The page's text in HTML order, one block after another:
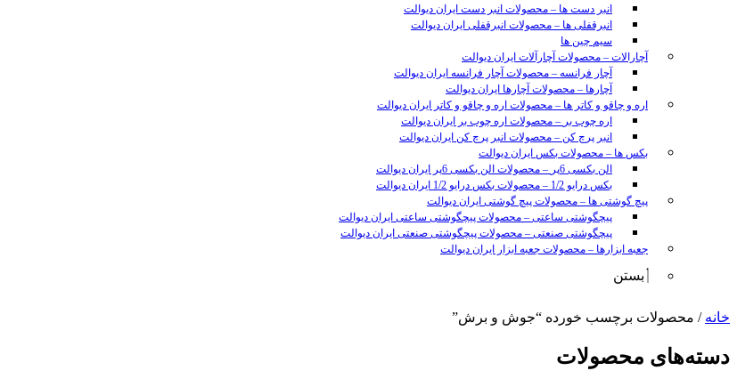
انبر دست ها – محصولات انبر دست ایران دیوالت
انبرقفلی ها – محصولات انبرقفلی ایران دیوالت
سیم چین ها
آچارالات – محصولات آچارآلات ایران دیوالت
آچار فرانسه – محصولات آچار فرانسه ایران دیوالت
آچارها – محصولات آچارها ایران دیوالت
اره و چاقو و کاتر ها – محصولات اره و چاقو و کاتر ایران دیوالت
اره چوب بر – محصولات اره چوب بر ایران دیوالت
انبر پرچ کن – محصولات انبر پرچ کن ایران دیوالت
بکس ها – محصولات بکس ایران دیوالت
الن بکسی 6پر
– محصولات الن بکسی 6پر ایران دیوالت
بکس درایو 1/2
– محصولات بکس درایو 1/2 ایران دیوالت
پیچ گوشتی ها – محصولات پیچ گوشتی ایران دیوالت
پیچگوشتی ساعتی – محصولات پیچگوشتی ساعتی ایران دیوالت
پیچگوشتی صنعتی – محصولات پیچگوشتی صنعتی ایران دیوالت
جعبه ابزارها – محصولات جعبه ابزار ایران دیوالت
بستن
sunny
xxx
خانه / محصولات برچسب خورده “جوش و برش”
دسته‌های محصولات